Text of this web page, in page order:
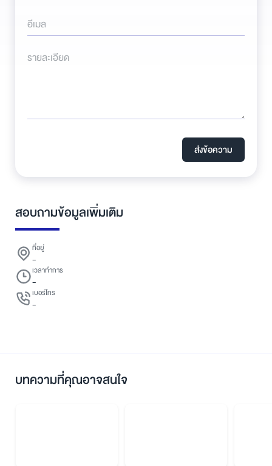
อีเมล
รายละเอียด
ส่งข้อความ
สอบถามข้อมูลเพิ่มเติม
ที่อยู่
-
เวลาทำการ
-
เบอร์โทร
-
บทความที่คุณอาจสนใจ